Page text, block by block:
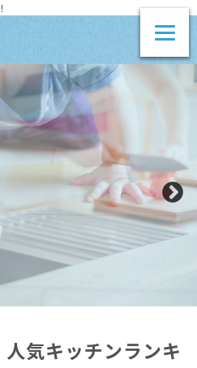
人気キッチンランキ